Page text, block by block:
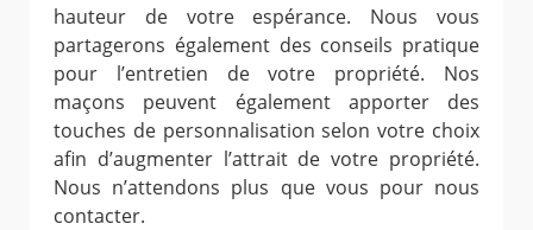
hauteur de votre espérance. Nous vous
partagerons également des conseils pratique
pour l’entretien de votre propriété. Nos
maçons peuvent également apporter des
touches de personnalisation selon votre choix
afin d’augmenter l’attrait de votre propriété.
Nous n’attendons plus que vous pour nous
contacter.